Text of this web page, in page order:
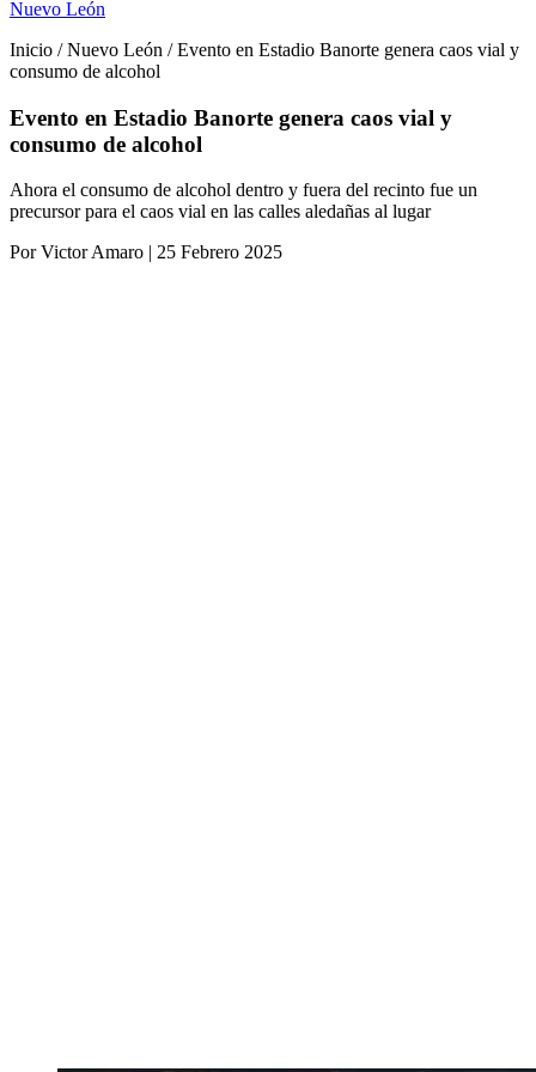
Nuevo León
Inicio / Nuevo León / Evento en Estadio Banorte genera caos vial y
consumo de alcohol
Evento en Estadio Banorte genera caos vial y
consumo de alcohol
Ahora el consumo de alcohol dentro y fuera del recinto fue un
precursor para el caos vial en las calles aledañas al lugar
Por Victor Amaro | 25 Febrero 2025